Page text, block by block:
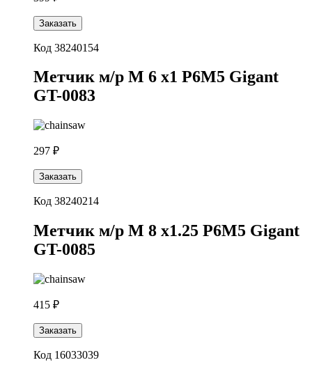
Заказать
Код 38240154
Метчик м/р М 6 х1 Р6М5 Gigant
GT-0083
297 ₽
Заказать
Код 38240214
Метчик м/р М 8 х1.25 Р6М5 Gigant
GT-0085
415 ₽
Заказать
Код 16033039